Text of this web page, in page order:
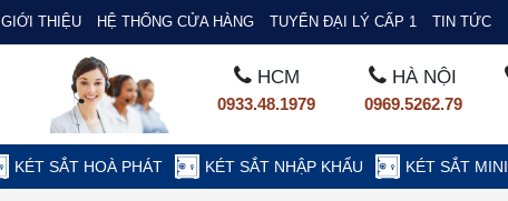
GIỚI THIỆU HỆ THỐNG CỬA HÀNG TUYỂN ĐẠI LÝ CẤP 1 TIN TỨC
HCM
0933.48.1979
HÀ NỘI
0969.5262.79
KÉT SẮT HOÀ PHÁT KÉT SẮT NHẬP KHẨU KÉT SẮT MINI